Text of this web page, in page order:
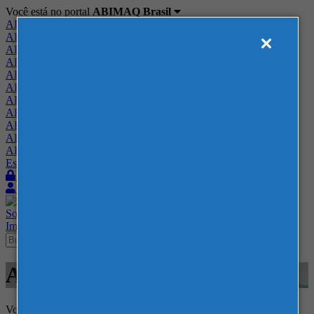
Você está no portal ABIMAQ Brasil
ABIMAQ Brasil
ABIMAQ Minas Gerais
ABIMAQ Norte-Nordeste
ABIMAQ Paraná
ABIMAQ Piracicaba
ABIMAQ Ribeirão Preto
ABIMAQ Rio de Janeiro
ABIMAQ Rio Grande do Sul
ABIMAQ Santa Catarina
ABIMAQ São Paulo
ABIMAQ Vale do Paraíba
Escritório de Relações Governamentais
Sobre
Imprensa
Agenda
Voltar